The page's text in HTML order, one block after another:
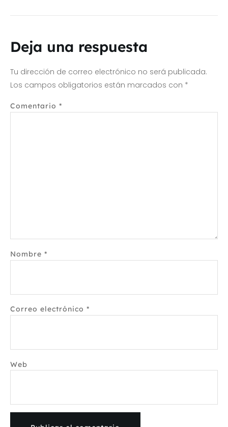
Deja una respuesta
Tu dirección de correo electrónico no será publicada.
Los campos obligatorios están marcados con *
Comentario *
Nombre *
Correo electrónico *
Web